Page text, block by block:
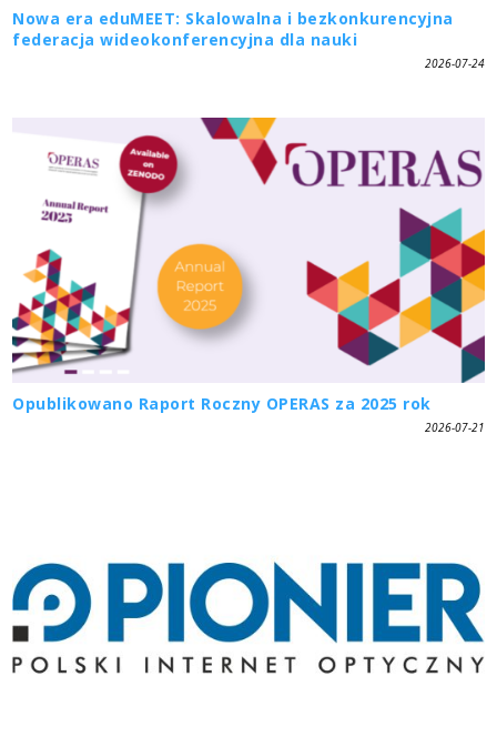
Nowa era eduMEET: Skalowalna i bezkonkurencyjna
federacja wideokonferencyjna dla nauki
2026-07-24
Opublikowano Raport Roczny OPERAS za 2025 rok
2026-07-21